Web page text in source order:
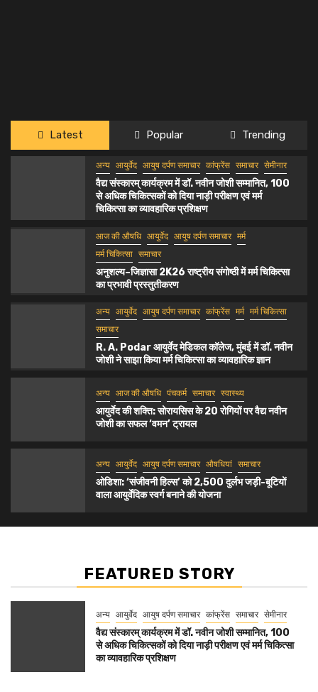
Latest Popular Trending
अन्य आयुर्वेद आयुष दर्पण समाचार कांफ्रेंस समाचार सेमीनार
वैद्य संस्कारम् कार्यक्रम में डॉ. नवीन जोशी सम्मानित, 100
से अधिक चिकित्सकों को दिया नाड़ी परीक्षण एवं मर्म
चिकित्सा का व्यावहारिक प्रशिक्षण
आज की औषधि आयुर्वेद आयुष दर्पण समाचार
मर्म
मर्म चिकित्सा
समाचार
अनुशल्य–जिज्ञासा 2K26 राष्ट्रीय संगोष्ठी में मर्म चिकित्सा
का प्रभावी प्रस्तुतीकरण
अन्य आयुर्वेद आयुष दर्पण समाचार कांफ्रेंस मर्म
मर्म चिकित्सा
समाचार
R. A. Podar आयुर्वेद मेडिकल कॉलेज, मुंबई में डॉ. नवीन
जोशी ने साझा किया मर्म चिकित्सा का व्यावहारिक ज्ञान
अन्य आज की औषधि पंचकर्म समाचार स्वास्थ्य
आयुर्वेद की शक्ति: सोरायसिस के 20 रोगियों पर वैद्य नवीन
जोशी का सफल ‘वमन’ ट्रायल
अन्य आयुर्वेद आयुष दर्पण समाचार औषधियां समाचार
ओडिशा: ‘संजीवनी हिल्स’ को 2,500 दुर्लभ जड़ी-बूटियों
वाला आयुर्वेदिक स्वर्ग बनाने की योजना
FEATURED STORY
अन्य आयुर्वेद आयुष दर्पण समाचार कांफ्रेंस समाचार सेमीनार
वैद्य संस्कारम् कार्यक्रम में डॉ. नवीन जोशी सम्मानित, 100
से अधिक चिकित्सकों को दिया नाड़ी परीक्षण एवं मर्म चिकित्सा
का व्यावहारिक प्रशिक्षण